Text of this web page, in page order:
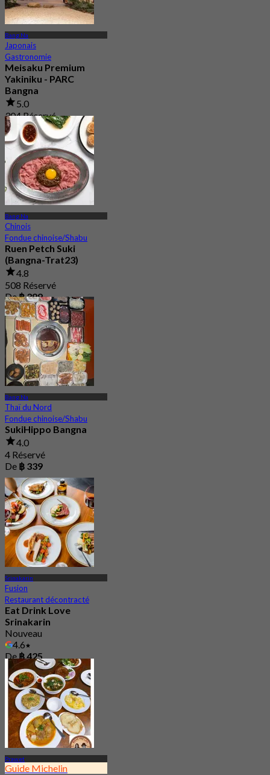
Bang Na
Japonais
Gastronomie
Meisaku Premium
Yakiniku - PARC
Bangna
5.0
304 Réservé
De
฿ 1,046
Bang Na
Chinois
Fondue chinoise/Shabu
Ruen Petch Suki
(Bangna-Trat23)
4.8
508 Réservé
De฿ 399
Bang Na
Thaï du Nord
Fondue chinoise/Shabu
SukiHippo Bangna
4.0
4 Réservé
De ฿ 339
Srinakarin
Fusion
Restaurant décontracté
Eat Drink Love
Srinakarin
Nouveau
4.6
De฿ 425
Prawet
Guide Michelin